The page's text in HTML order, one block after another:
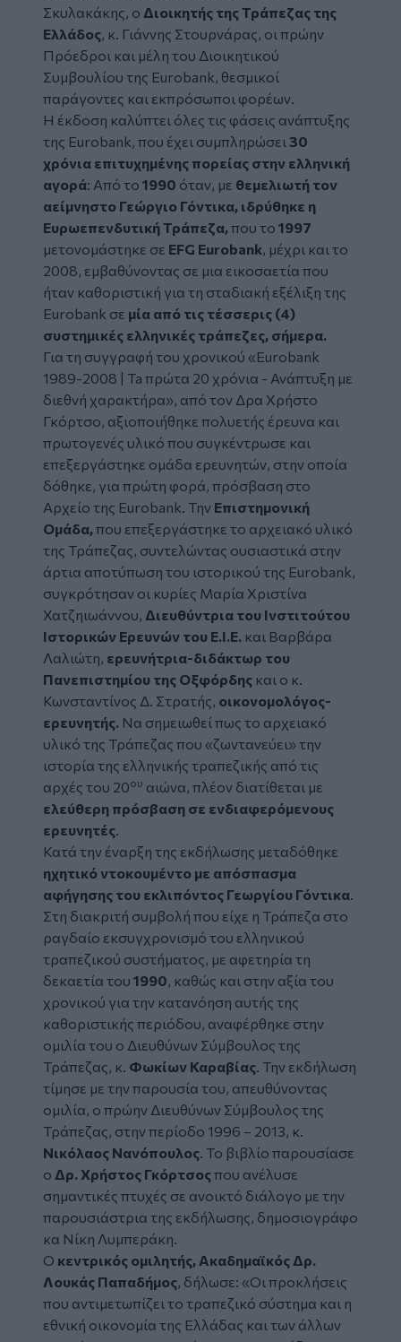
Σκυλακάκης, ο Διοικητής της Τράπεζας της
Ελλάδος, κ. Γιάννης Στουρνάρας, οι πρώην
Πρόεδροι και μέλη του Διοικητικού
Συμβουλίου της Eurobank, θεσμικοί
παράγοντες και εκπρόσωποι φορέων.
Η έκδοση καλύπτει όλες τις φάσεις ανάπτυξης
της Eurobank, που έχει συμπληρώσει 30
χρόνια επιτυχημένης πορείας στην ελληνική
αγορά: Από το 1990 όταν, με θεμελιωτή τον
αείμνηστο Γεώργιο Γόντικα, ιδρύθηκε η
Ευρωεπενδυτική Τράπεζα,που το 1997
μετονομάστηκε σε EFG Eurobank, μέχρι και το
2008, εμβαθύνοντας σε μια εικοσαετία που
ήταν καθοριστική για τη σταδιακή εξέλιξη της
Eurobank σε μία από τις τέσσερις (4)
συστημικές ελληνικές τράπεζες, σήμερα.
Για τη συγγραφή του χρονικού «Eurobank
1989-2008 | Ta πρώτα 20 χρόνια - Ανάπτυξη με
διεθνή χαρακτήρα», από τον Δρα Χρήστο
Γκόρτσο, αξιοποιήθηκε πολυετής έρευνα και
πρωτογενές υλικό που συγκέντρωσε και
επεξεργάστηκε ομάδα ερευνητών, στην οποία
δόθηκε, για πρώτη φορά, πρόσβαση στο
Αρχείο της Eurobank. Την Επιστημονική
Ομάδα,που επεξεργάστηκε το αρχειακό υλικό
της Τράπεζας, συντελώντας ουσιαστικά στην
άρτια αποτύπωση του ιστορικού της Eurobank,
συγκρότησαν οι κυρίες Μαρία Χριστίνα
Χατζηιωάννου, Διευθύντρια του Ινστιτούτου
Ιστορικών Ερευνών του Ε.Ι.Ε. και Βαρβάρα
Λαλιώτη, ερευνήτρια-διδάκτωρ του
Πανεπιστημίου της Οξφόρδης και ο κ.
Κωνσταντίνος Δ. Στρατής, οικονομολόγος-
ερευνητής. Να σημειωθεί πως το αρχειακό
υλικό της Τράπεζας που «ζωντανεύει» την
ιστορία της ελληνικής τραπεζικής από τις
αρχές του 20ου αιώνα, πλέον διατίθεται με
ελεύθερη πρόσβαση σε ενδιαφερόμενους
ερευνητές.
Κατά την έναρξη της εκδήλωσης μεταδόθηκε
ηχητικό ντοκουμέντο με απόσπασμα
αφήγησης του εκλιπόντος Γεωργίου Γόντικα.
Στη διακριτή συμβολή που είχε η Τράπεζα στο
ραγδαίο εκσυγχρονισμό του ελληνικού
τραπεζικού συστήματος, με αφετηρία τη
δεκαετία του 1990, καθώς και στην αξία του
χρονικού για την κατανόηση αυτής της
καθοριστικής περιόδου, αναφέρθηκε στην
ομιλία του ο Διευθύνων Σύμβουλος της
Τράπεζας, κ. Φωκίων Καραβίας. Την εκδήλωση
τίμησε με την παρουσία του, απευθύνοντας
ομιλία, ο πρώην Διευθύνων Σύμβουλος της
Τράπεζας, στην περίοδο 1996 – 2013, κ.
Νικόλαος Νανόπουλος. Το βιβλίο παρουσίασε
ο Δρ. Χρήστος Γκόρτσοςπου ανέλυσε
σημαντικές πτυχές σε ανοικτό διάλογο με την
παρουσιάστρια της εκδήλωσης, δημοσιογράφο
κα Νίκη Λυμπεράκη.
Ο κεντρικός ομιλητής, Ακαδημαϊκός Δρ.
Λουκάς Παπαδήμος, δήλωσε: «Οι προκλήσεις
που αντιμετωπίζει το τραπεζικό σύστημα και η
εθνική οικονομία της Ελλάδας και των άλλων